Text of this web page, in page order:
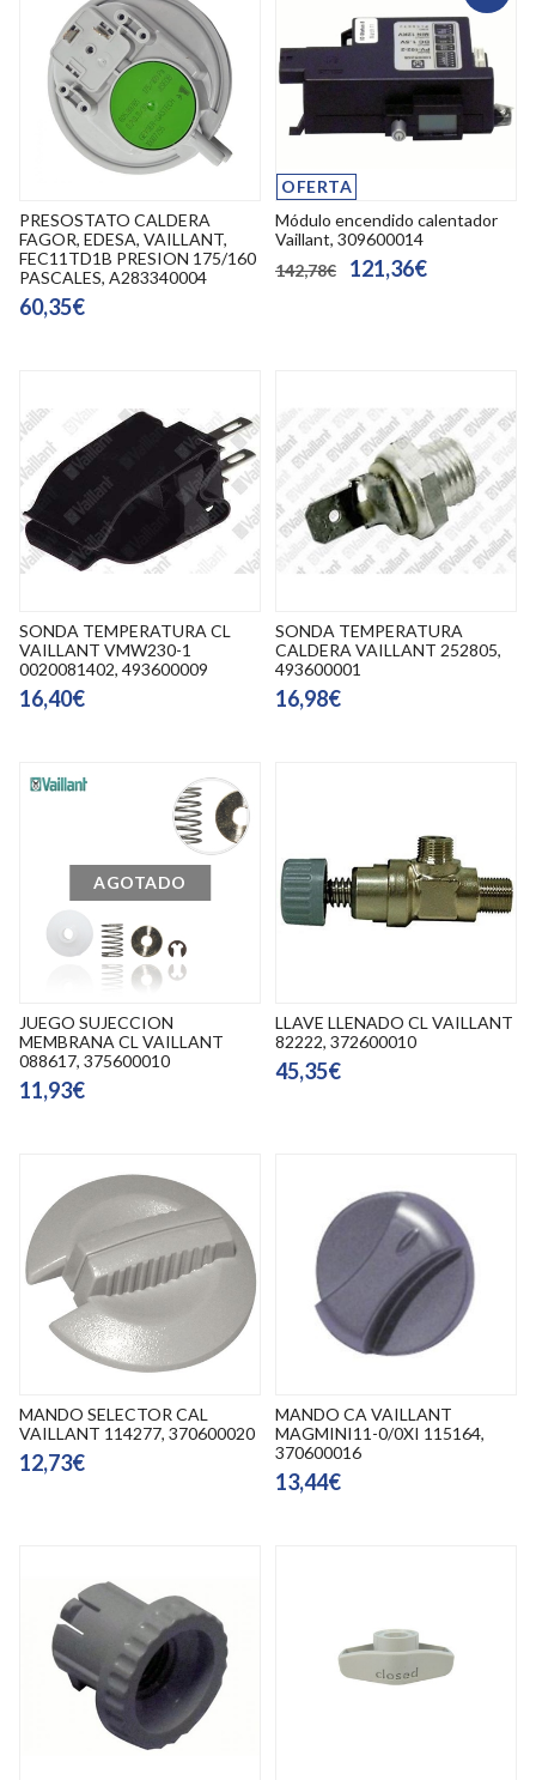
PRESOSTATO CALDERA
FAGOR, EDESA, VAILLANT,
FEC11TD1B PRESION 175/160
PASCALES, A283340004
60,35€
OFERTA
Módulo encendido calentador
Vaillant, 309600014
142,78€
121,36€
SONDA TEMPERATURA CL
VAILLANT VMW230-1
0020081402, 493600009
16,40€
SONDA TEMPERATURA
CALDERA VAILLANT 252805,
493600001
16,98€
AGOTADO
JUEGO SUJECCION
MEMBRANA CL VAILLANT
088617, 375600010
11,93€
LLAVE LLENADO CL VAILLANT
82222, 372600010
45,35€
MANDO SELECTOR CAL
VAILLANT 114277, 370600020
12,73€
MANDO CA VAILLANT
MAGMINI11-0/0XI 115164,
370600016
13,44€